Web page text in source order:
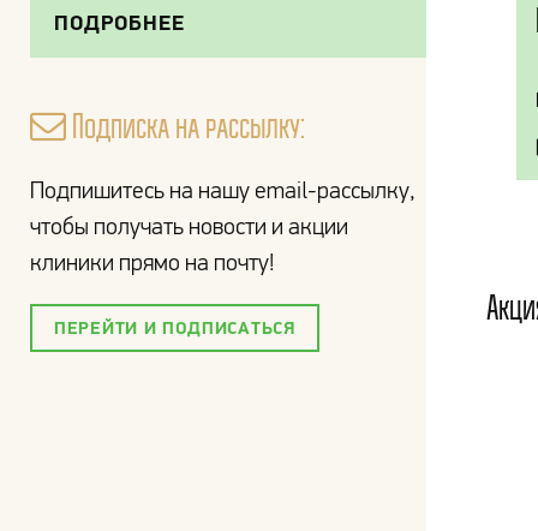
ПОДРОБНЕЕ
Подписка на рассылку:
Подпишитесь на нашу email-рассылку,
чтобы получать новости и акции
клиники прямо на почту!
ПЕРЕЙТИ И ПОДПИСАТЬСЯ